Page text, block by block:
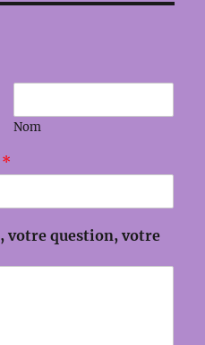
Nom
*
votre question, votre